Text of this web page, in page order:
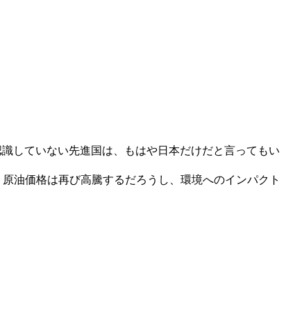
していない先進国は、もはや日本だけだと言ってもい
油価格は再び高騰するだろうし、環境へのインパクト